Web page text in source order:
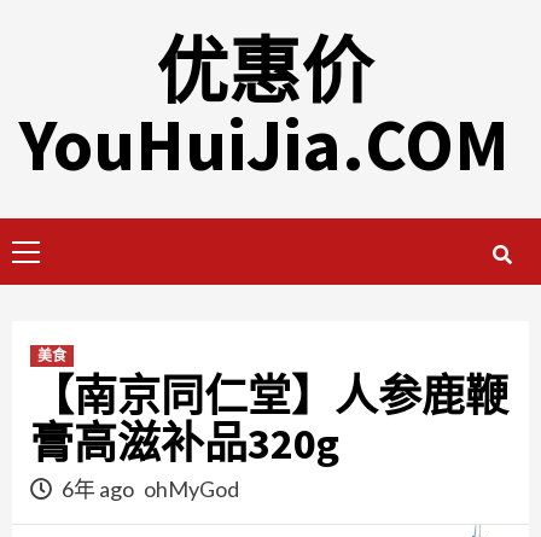
优惠价
YouHuiJia.COM
Menu
美食
【南京同仁堂】人参鹿鞭
膏高滋补品320g
6年 ago ohMyGod